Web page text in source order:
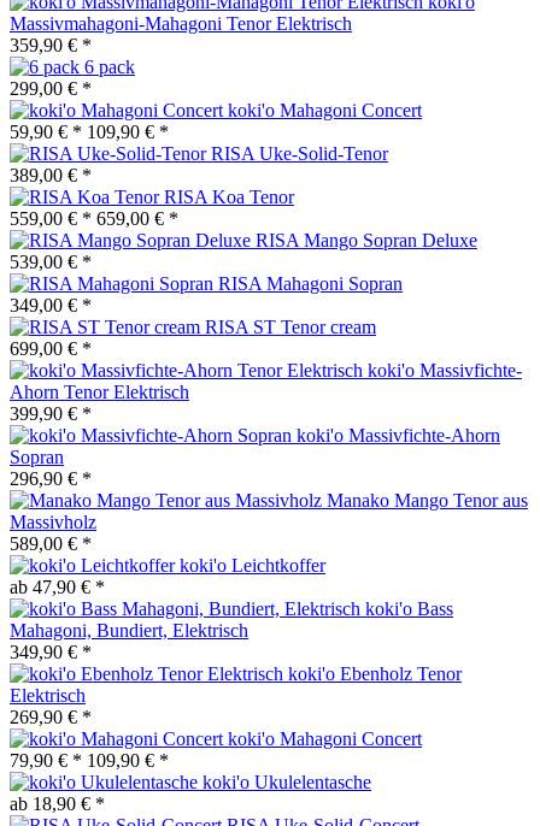
Massivmahagoni-Mahagoni Tenor Elektrisch
359,90 € *
6 pack
299,00 € *
koki'o Mahagoni Concert
59,90 € * 109,90 € *
RISA Uke-Solid-Tenor
389,00 € *
RISA Koa Tenor
559,00 € * 659,00 € *
RISA Mango Sopran Deluxe
539,00 € *
RISA Mahagoni Sopran
349,00 € *
RISA ST Tenor cream
699,00 € *
koki'o Massivfichte-
Ahorn Tenor Elektrisch
399,90 € *
koki'o Massivfichte-Ahorn
Sopran
296,90 € *
Manako Mango Tenor aus
Massivholz
589,00 € *
koki'o Leichtkoffer
ab 47,90 € *
koki'o Bass
Mahagoni, Bundiert, Elektrisch
349,90 € *
koki'o Ebenholz Tenor
Elektrisch
269,90 € *
koki'o Mahagoni Concert
79,90 € * 109,90 € *
koki'o Ukulelentasche
ab 18,90 € *